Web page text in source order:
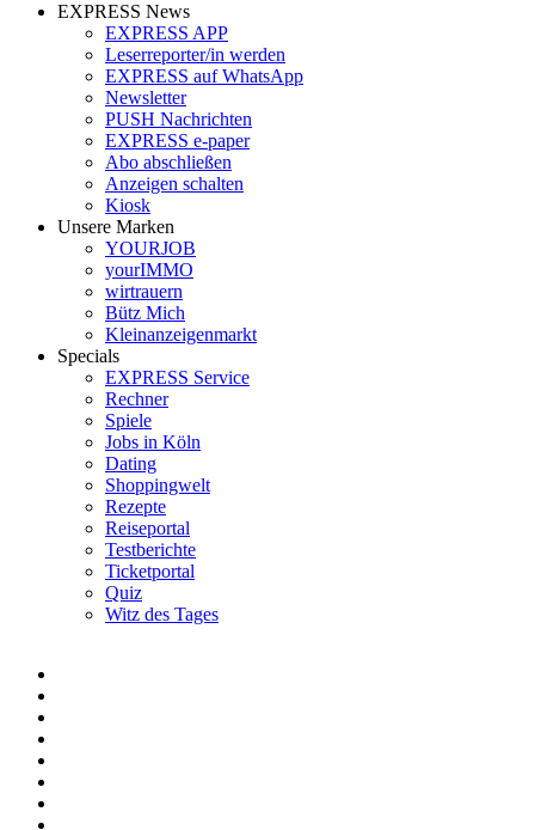
EXPRESS News
EXPRESS APP
Leserreporter/in werden
EXPRESS auf WhatsApp
Newsletter
PUSH Nachrichten
EXPRESS e-paper
Abo abschließen
Anzeigen schalten
Kiosk
Unsere Marken
YOURJOB
yourIMMO
wirtrauern
Bütz Mich
Kleinanzeigenmarkt
Specials
EXPRESS Service
Rechner
Spiele
Jobs in Köln
Dating
Shoppingwelt
Rezepte
Reiseportal
Testberichte
Ticketportal
Quiz
Witz des Tages